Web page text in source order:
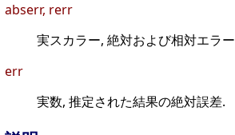
abserr, rerr
実スカラー, 絶対および相対エラ
err
実数, 推定された結果の絶対誤差.